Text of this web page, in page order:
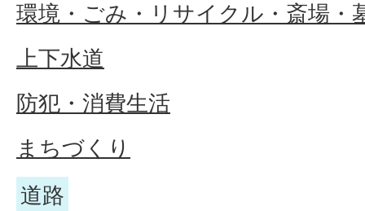
環境・ごみ・リサイクル・斎場・
上下水道
防犯・消費生活
まちづくり
道路